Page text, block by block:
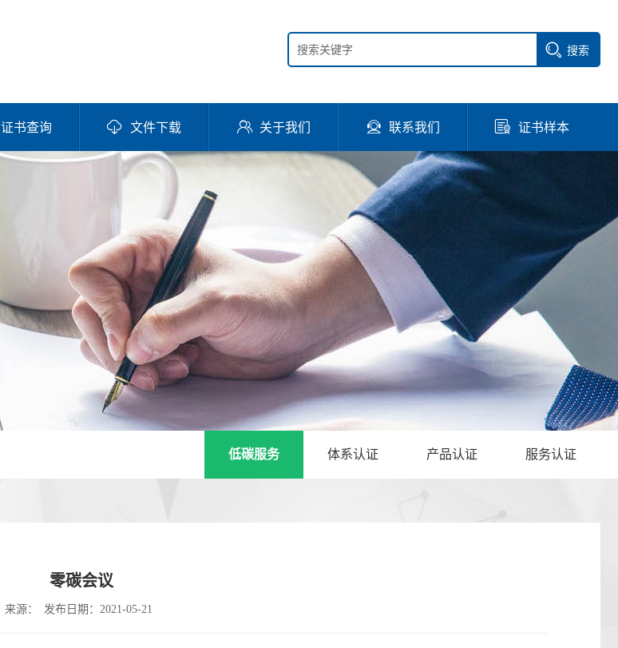
搜索
证书查询 文件下载 关于我们 联系我们 证书样本
低碳服务 体系认证 产品认证 服务认证
零碳会议
来源： 发布日期：2021-05-21